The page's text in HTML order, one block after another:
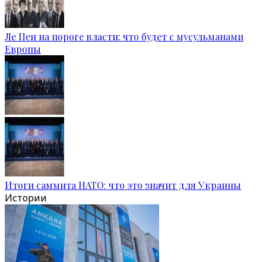
Ле Пен на пороге власти: что будет с мусульманами
Европы
Итоги саммита НАТО: что это значит для Украины
Истории